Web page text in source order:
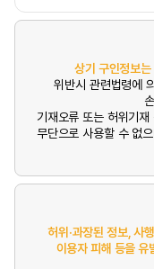
상기 구인정보
위반시 관련법령에
기재오류 또는 허위기
무단으로 사용할 수 없
허위·과장된 정보, 사
이용자 피해 등을 유